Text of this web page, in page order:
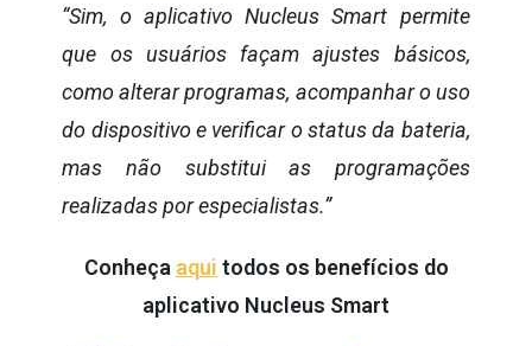
“Sim, o aplicativo Nucleus Smart permite
que os usuários façam ajustes básicos,
como alterar programas, acompanhar o uso
do dispositivo e verificar o status da bateria,
mas não substitui as programações
realizadas por especialistas.”
Conheça aqui todos os benefícios do
aplicativo Nucleus Smart